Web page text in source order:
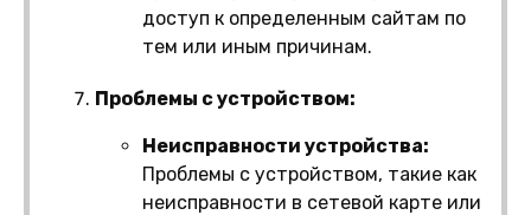
доступ к определенным сайтам по
тем или иным причинам.
Проблемы с устройством:
Неисправности устройства:
Проблемы с устройством, такие как
неисправности в сетевой карте или